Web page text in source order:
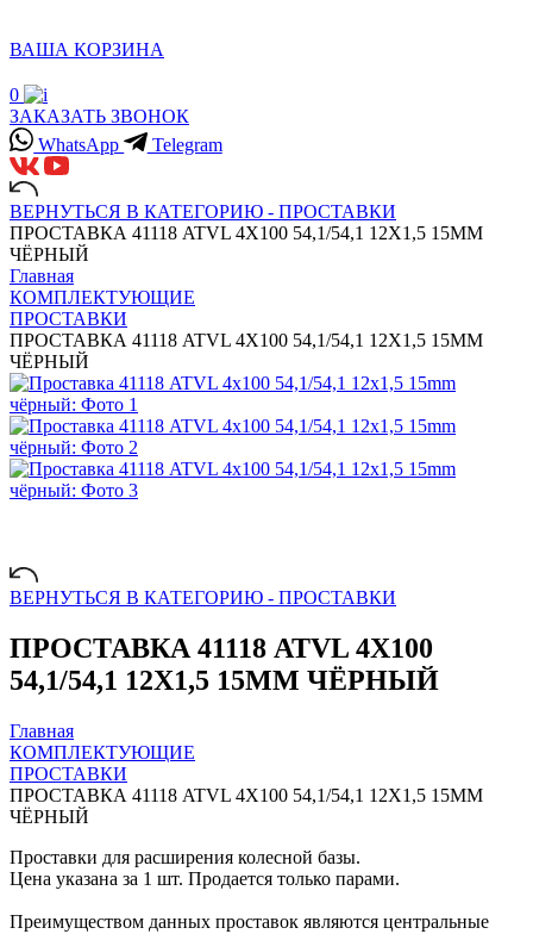
ВАША КОРЗИНА
0
ЗАКАЗАТЬ ЗВОНОК
WhatsApp
Telegram
ВЕРНУТЬСЯ В КАТЕГОРИЮ - ПРОСТАВКИ
ПРОСТАВКА 41118 ATVL 4X100 54,1/54,1 12X1,5 15MM
ЧЁРНЫЙ
Главная
КОМПЛЕКТУЮЩИЕ
ПРОСТАВКИ
ПРОСТАВКА 41118 ATVL 4X100 54,1/54,1 12X1,5 15MM
ЧЁРНЫЙ
ВЕРНУТЬСЯ В КАТЕГОРИЮ - ПРОСТАВКИ
ПРОСТАВКА 41118 ATVL 4X100
54,1/54,1 12X1,5 15MM ЧЁРНЫЙ
Главная
КОМПЛЕКТУЮЩИЕ
ПРОСТАВКИ
ПРОСТАВКА 41118 ATVL 4X100 54,1/54,1 12X1,5 15MM
ЧЁРНЫЙ
Проставки для расширения колесной базы.
Цена указана за 1 шт. Продается только парами.
Преимуществом данных проставок являются центральные